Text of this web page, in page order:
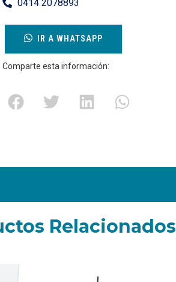
0414 2078893
IR A WHATSAPP
Comparte esta información:
Relacionados